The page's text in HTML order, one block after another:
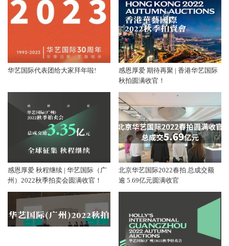
华艺国际代表团给大家拜年啦!
感恩厚爱 期待再聚 | 香港华艺国际
秋拍圆满收官！
感恩厚爱 秋程继续 | 华艺国际（广
州）2022秋季拍卖会圆满收官！
北京华艺国际2022春拍 总成交额
逾 5.69亿元圆满收官